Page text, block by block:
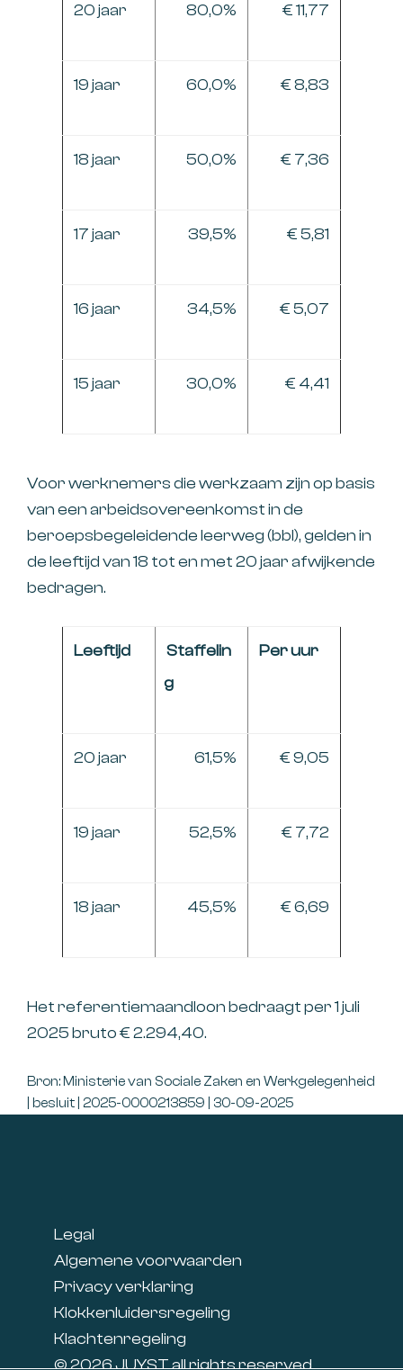
20 jaar 80,0% € 11,77
19 jaar 60,0% € 8,83
18 jaar 50,0% € 7,36
17 jaar 39,5% € 5,81
16 jaar 34,5% € 5,07
15 jaar 30,0% € 4,41
Voor werknemers die werkzaam zijn op basis
van een arbeidsovereenkomst in de
beroepsbegeleidende leerweg (bbl), gelden in
de leeftijd van 18 tot en met 20 jaar afwijkende
bedragen.
Leeftijd
Staffelin
g
Per uur
20 jaar 61,5% € 9,05
19 jaar 52,5% € 7,72
18 jaar 45,5% € 6,69
Het referentiemaandloon bedraagt per 1 juli
2025 bruto € 2.294,40.
Bron: Ministerie van Sociale Zaken en Werkgelegenheid
| besluit | 2025-0000213859 | 30-09-2025
Legal
Algemene voorwaarden
Privacy verklaring
Klokkenluidersregeling
Klachtenregeling
© 2026 JUYST all rights reserved